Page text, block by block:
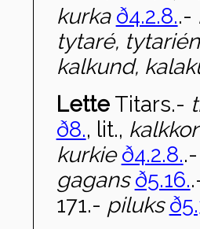
kurka ð4.2.8..-
tytaré,
kalkund,
Lette Titars.-
ð8., lit.,
kurkieð4.2.8.
gagansð5.16.
171.- piluks